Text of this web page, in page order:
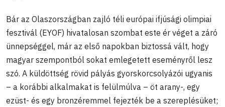
Bár az Olaszországban zajló téli európai ifjúsági olimpiai
fesztivál (EYOF) hivatalosan szombat este ér véget a záró
ünnepséggel, már az első napokban biztossá vált, hogy
magyar szempontból sokat emlegetett eseményről lesz
szó. A küldöttség rövid pályás gyorskorcsolyázói ugyanis
– a korábbi alkalmakat is felülmúlva – öt arany-, egy
ezüst- és egy bronzéremmel fejezték be a szereplésüket;